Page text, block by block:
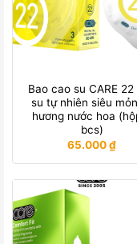
Bao cao su CARE 22
su tự nhiên siêu
hương nước hoa
bcs)
65.000₫